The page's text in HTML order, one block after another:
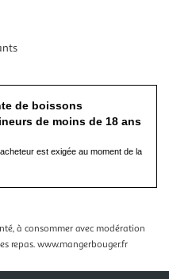
de boissons
de moins de 18 ans
est exigée au moment de la
à consommer avec modération
repas. www.mangerbouger.fr